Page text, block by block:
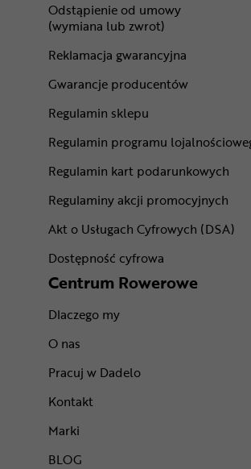
Odstąpienie od umowy
(wymiana lub zwrot)
Reklamacja gwarancyjna
Gwarancje producentów
Regulamin sklepu
Regulamin programu
Regulamin kart podarunkowych
Regulaminy akcji promocyjnych
Akt o Usługach Cyfrowych (DSA)
Dostępność cyfrowa
Centrum Rowerowe
Dlaczego my
O nas
Pracuj w Dadelo
Kontakt
Marki
BLOG